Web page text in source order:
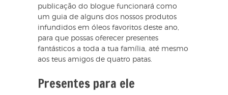
publicação do blogue funcionará como
um guia de alguns dos nossos produtos
infundidos em óleos favoritos deste ano,
para que possas oferecer presentes
fantásticos a toda a tua família, até mesmo
aos teus amigos de quatro patas.
Presentes para ele